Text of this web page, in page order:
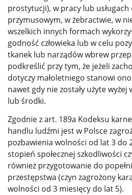
prostytucji), w pracy lub
przymusowym, w żebractwie, w
wszelkich innych formach
godność człowieka lub w celu
tkanek lub narządów wbrew
podkreślić przy tym, że jeżeli
dotyczy małoletniego stanowi
nawet gdy nie zostały użyte
lub środki.
Zgodnie z art. 189a Kodeksu
handlu ludźmi jest w Polsce
pozbawienia wolności od lat 3 do
stopień społecznej szkodliwości
również przygotowanie do
przestępstwa (czyn zagrożony
wolności od 3 miesięcy do lat 5).